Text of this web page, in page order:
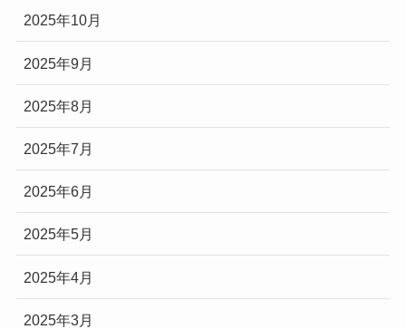
2025年10月
2025年9月
2025年8月
2025年7月
2025年6月
2025年5月
2025年4月
2025年3月